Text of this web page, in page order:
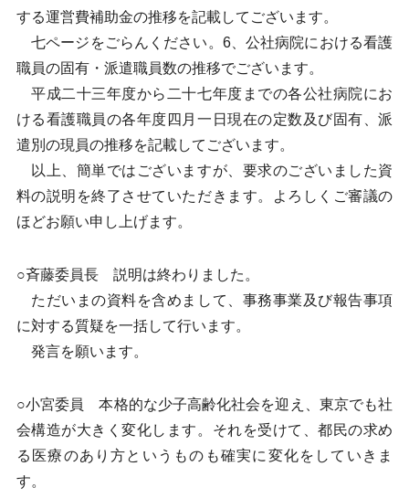
する運営費補助金の推移を記載してございます。
七ページをごらんください。6、公社病院における看護
職員の固有・派遣職員数の推移でございます。
平成二十三年度から二十七年度までの各公社病院にお
ける看護職員の各年度四月一日現在の定数及び固有、派
遣別の現員の推移を記載してございます。
以上、簡単ではございますが、要求のございました資
料の説明を終了させていただきます。よろしくご審議の
ほどお願い申し上げます。
○斉藤委員長 説明は終わりました。
ただいまの資料を含めまして、事務事業及び報告事項
に対する質疑を一括して行います。
発言を願います。
○小宮委員 本格的な少子高齢化社会を迎え、東京でも社
会構造が大きく変化します。それを受けて、都民の求め
る医療のあり方というものも確実に変化をしていきま
す。